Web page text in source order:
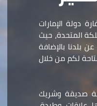
دولة الإمارات
المتحدة، حيث
بلدنا بالإضافة
لكم من خلال
صديقة وشريك